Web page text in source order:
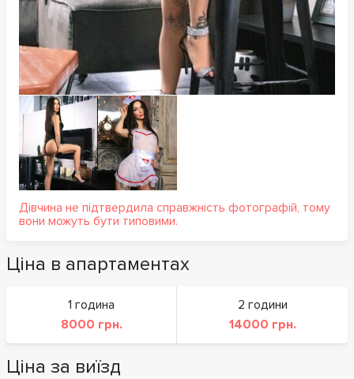
Дівчина не підтвердила справжність фотографій, тому
вони можуть бути типовими.
Ціна в апартаментах
1 година
8000 грн.
2 години
14000 грн.
Ціна за виїзд